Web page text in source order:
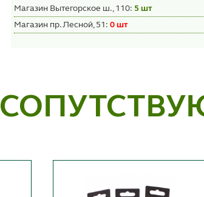
Магазин Вытегорское ш., 110: 5 шт
Магазин пр. Лесной, 51:0 шт